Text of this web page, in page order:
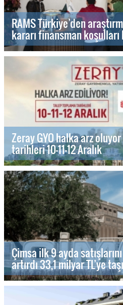
RAMS Türkiye’den
kararı finansman
Zeray GYO halka arz
tarihleri 10-11-12 Aralık
Çimsa ilk 9 ayda
artırdı 33,1 milyar TL’ye